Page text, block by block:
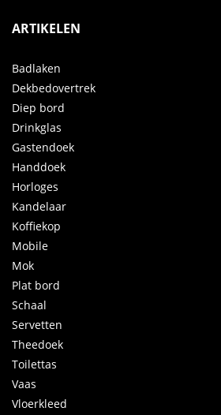
ARTIKELEN
Badlaken
Dekbedovertrek
Diep bord
Drinkglas
Gastendoek
Handdoek
Horloges
Kandelaar
Koffiekop
Mobile
Mok
Plat bord
Schaal
Servetten
Theedoek
Toilettas
Vaas
Vloerkleed